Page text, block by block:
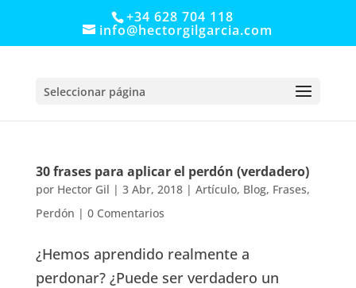
+34 628 704 118
info@hectorgilgarcia.com
Seleccionar página
30 frases para aplicar el perdón (verdadero)
por Hector Gil | 3 Abr, 2018| Artículo, Blog, Frases,
Perdón | 0 Comentarios
¿Hemos aprendido realmente a
perdonar? ¿Puede ser verdadero un